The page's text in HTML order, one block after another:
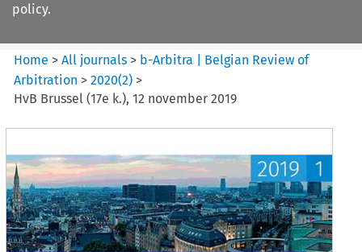
policy.
Home >All journals > b-Arbitra | Belgian Review of
Arbitration >2020(2) >
HvB Brussel (17e k.), 12 november 2019